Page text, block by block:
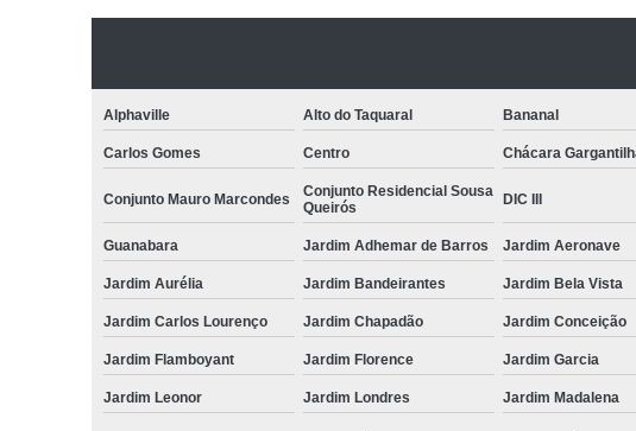
Alphaville Alto do Taquaral Bananal
Carlos Gomes Centro Chácara
Conjunto Mauro Marcondes
Conjunto Residencial Sousa
Queirós
DIC III
Guanabara Jardim Adhemar de Barros Jardim Aeronave
Jardim Aurélia Jardim Bandeirantes Jardim Bela Vista
Jardim Carlos Lourenço Jardim Chapadão Jardim Conceição
Jardim Flamboyant Jardim Florence Jardim Garcia
Jardim Leonor Jardim Londres Jardim Madalena